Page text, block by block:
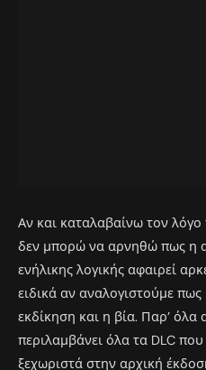
Αν και καταλαβαίνω τον λόγο
δεν μπορώ να αρνηθώ πως η
ενήλικης λογικής αφαιρεί
ειδικά αν αναλογιστούμε πως
εκδίκηση και η βία. Παρ’ όλα
περιλαμβάνει όλα τα DLC
ξεχωριστά στην αρχική